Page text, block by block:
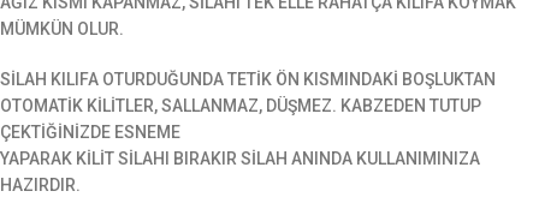
MÜMKÜN OLUR.
SİLAH KILIFA OTURDUĞUNDA TETİK ÖN KISMINDAKİ BOŞLUKTAN
OTOMATİK KİLİTLER, SALLANMAZ, DÜŞMEZ. KABZEDEN TUTUP
ÇEKTİĞİNİZDE ESNEME
YAPARAK KİLİT SİLAHI BIRAKIR SİLAH ANINDA KULLANIMINIZA
HAZIRDIR.